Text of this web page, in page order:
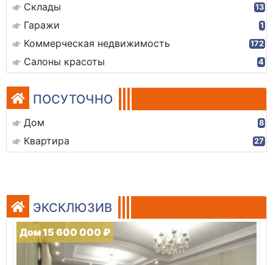
Склады 13
Гаражи 1
Коммерческая недвижимость 172
Салоны красоты 4
ПОСУТОЧНО
Дом 8
Квартира 27
ЭКСКЛЮЗИВ
Дом 15 600 000 ₽